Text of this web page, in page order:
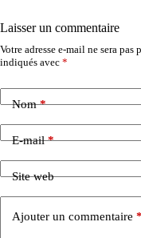
Laisser un commentaire
Votre adresse e-mail ne sera pas
indiqués avec *
Nom*
E-mail*
Site web
Ajouter un commentaire *